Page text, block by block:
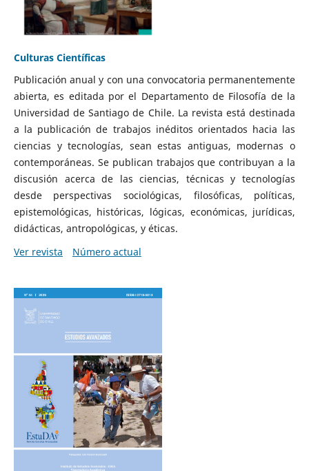
Culturas Científicas
Publicación anual y con una convocatoria permanentemente
abierta, es editada por el Departamento de Filosofía de la
Universidad de Santiago de Chile. La revista está destinada
a la publicación de trabajos inéditos orientados hacia las
ciencias y tecnologías, sean estas antiguas, modernas o
contemporáneas. Se publican trabajos que contribuyan a la
discusión acerca de las ciencias, técnicas y tecnologías
desde perspectivas sociológicas, filosóficas, políticas,
epistemológicas, históricas, lógicas, económicas, jurídicas,
didácticas, antropológicas, y éticas.
Ver revista
Número actual